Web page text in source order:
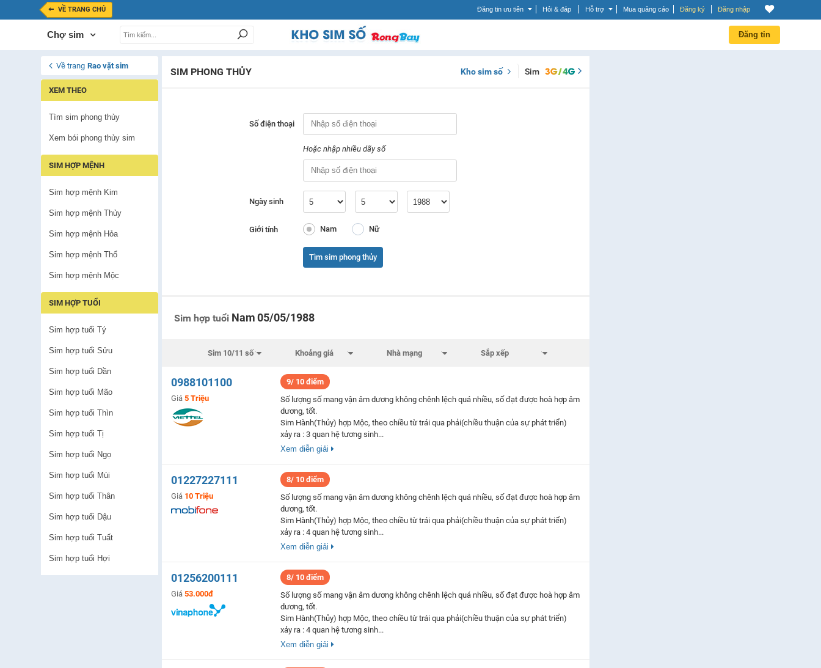
VỀ TRANG CHỦ Đăng tin ưu tiên Hỏi & đáp Hỗ trợ Mua quảng cáo Đăng ký Đăng nhập
Chợ sim Đăng tin
Về trang Rao vặt sim
XEM THEO
Tìm sim phong thủy
Xem bói phong thủy sim
SIM HỢP MỆNH
Sim hợp mệnh Kim
Sim hợp mệnh Thủy
Sim hợp mệnh Hỏa
Sim hợp mệnh Thổ
Sim hợp mệnh Mộc
SIM HỢP TUỔI
Sim hợp tuổi Tý
Sim hợp tuổi Sửu
Sim hợp tuổi Dần
Sim hợp tuổi Mão
Sim hợp tuổi Thìn
Sim hợp tuổi Tị
Sim hợp tuổi Ngọ
Sim hợp tuổi Mùi
Sim hợp tuổi Thân
Sim hợp tuổi Dậu
Sim hợp tuổi Tuất
Sim hợp tuổi Hợi
SIM PHONG THỦY Sim
Kho sim số
Số điện thoại
Hoặc nhập nhiều dãy số
Ngày sinh
Giới tính Nam Nữ
Tìm sim phong thủy
Sim hợp tuổi Nam05/05/1988
0988101100
Giá 5 Triệu
9/ 10 điểm
Số lượng số mang vận âm dương không chênh lệch quá nhiều, số đạt được hoà hợp âm
dương, tốt.
Sim Hành(Thủy) hợp Mộc, theo chiều từ trái qua phải(chiều thuận của sự phát triển)
xảy ra : 3 quan hệ tương sinh...
Xem diễn giải
01227227111
Giá 10 Triệu
8/ 10 điểm
Số lượng số mang vận âm dương không chênh lệch quá nhiều, số đạt được hoà hợp âm
dương, tốt.
Sim Hành(Thủy) hợp Mộc, theo chiều từ trái qua phải(chiều thuận của sự phát triển)
xảy ra : 4 quan hệ tương sinh...
Xem diễn giải
01256200111
Giá 53.000đ
8/ 10 điểm
Số lượng số mang vận âm dương không chênh lệch quá nhiều, số đạt được hoà hợp âm
dương, tốt.
Sim Hành(Thủy) hợp Mộc, theo chiều từ trái qua phải(chiều thuận của sự phát triển)
xảy ra : 4 quan hệ tương sinh...
Xem diễn giải